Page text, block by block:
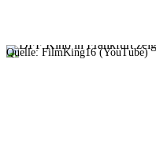
Quelle: FilmKing16 (YouTube)